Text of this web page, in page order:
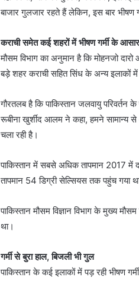
बाजार गुलजार रहते हैं लेकिन, इस बार भीषण
कराची समेत कई शहरों में भीषण गर्मी के आसार
मौसम विभाग का अनुमान है कि मोहनजो
बड़े शहर कराची सहित सिंध के अन्य इलाकों में
गौरतलब है कि पाकिस्तान जलवायु
रूबीना खुर्शीद आलम ने कहा, हमने सामान्य
चला रही है।
पाकिस्तान में सबसे अधिक तापमान 2017 में
तापमान 54 डिग्री सेल्सियस तक पहुंच गया
पाकिस्तान मौसम विज्ञान विभाग के मुख्य
था।
गर्मी से बुरा हाल, बिजली भी गुल
पाकिस्तान के कई इलाकों में पड़ रही भीषण